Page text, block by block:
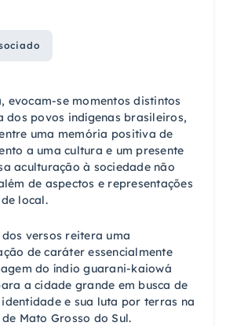
evocam-se momentos distintos
dos povos indígenas brasileiros,
uma memória positiva de
a uma cultura e um presente
aculturação à sociedade não
de aspectos e representações
local.
versos reitera uma
de caráter essencialmente
do índio guarani-kaiowá
a cidade grande em busca de
e sua luta por terras na
Mato Grosso do Sul.